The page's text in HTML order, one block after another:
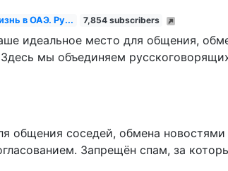
в ОАЭ. Ру... 7,854 subscribers
идеальное место для общения,
мы объединяем
общения соседей, обмена новостями
Запрещён спам, за